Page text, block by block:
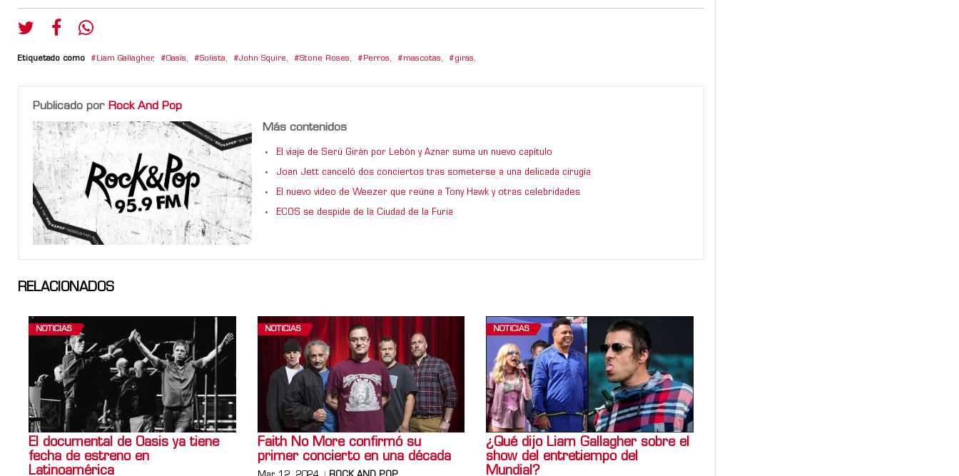
Etiquetado como Liam Gallagher, Oasis, Solista, John Squire, Stone Roses, Perros, mascotas, giras,
Publicado por Rock And Pop
Más contenidos
El viaje de Serú Girán por Lebón y Aznar suma un nuevo capítulo
Joan Jett canceló dos conciertos tras someterse a una delicada cirugía
El nuevo video de Weezer que reúne a Tony Hawk y otras celebridades
ECOS se despide de la Ciudad de la Furia
RELACIONADOS
NOTICIAS
El documental de Oasis ya tiene
fecha de estreno en
Latinoamérica
NOTICIAS
Faith No More confirmó su
primer concierto en una década
NOTICIAS
¿Qué dijo Liam Gallagher sobre el
show del entretiempo del
Mundial?